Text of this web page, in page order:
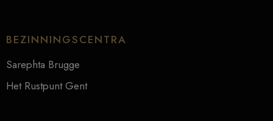
BEZINNINGSCENTRA
Sarephta Brugge
Het Rustpunt Gent